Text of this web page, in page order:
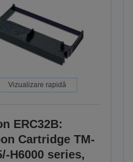
Vizualizare rapidă
ERC32B:
Cartridge TM-
H6000 series,